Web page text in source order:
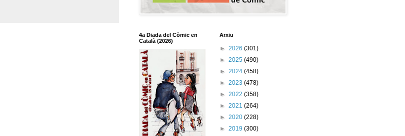
4a Diada del Còmic en
Català (2026)
Arxiu
► 2026 (301)
► 2025 (490)
► 2024 (458)
► 2023 (478)
► 2022 (358)
► 2021 (264)
► 2020 (228)
► 2019 (300)